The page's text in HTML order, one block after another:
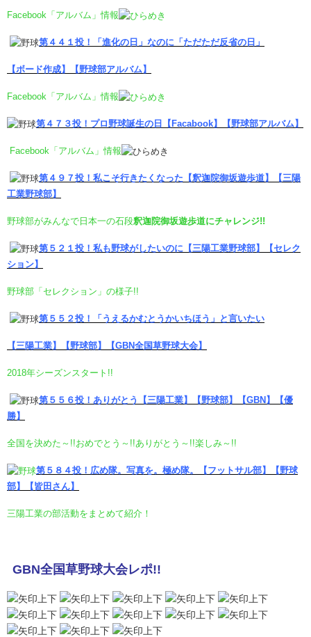
Facebook「アルバム」情報
第４４１投！「進化の日」なのに「ただただ反省の日」
【ボード作成】【野球部アルバム】
Facebook「アルバム」情報
第４７３投！プロ野球誕生の日【Facabook】【野球部アルバム】
Facebook「アルバム」情報
第４９７投！私こそ行きたくなった 【釈迦院御坂遊歩道】【三陽
工業野球部】
野球部がみんなで日本一の石段釈迦院御坂遊歩道にチャレンジ!!
第５２１投！私も野球がしたいのに 【三陽工業野球部】【セレク
ション】
野球部「セレクション」の様子!!
第５５２投！「うえるかむとうかいちほう」と言いたい
【三陽工業】【野球部】【GBN全国草野球大会】
2018年シーズンスタート!!
第５５６投！ありがとう
【三陽工業】【野球部】【GBN】【優
勝】
全国を決めた～!!おめでとう～!!ありがとう～!!楽しみ～!!
第５８４投！広め隊。写真を。極め隊。
【フットサル部】【野球
部】【皆田さん】
三陽工業の部活動をまとめて紹介！
GBN全国草野球大会レポ!!